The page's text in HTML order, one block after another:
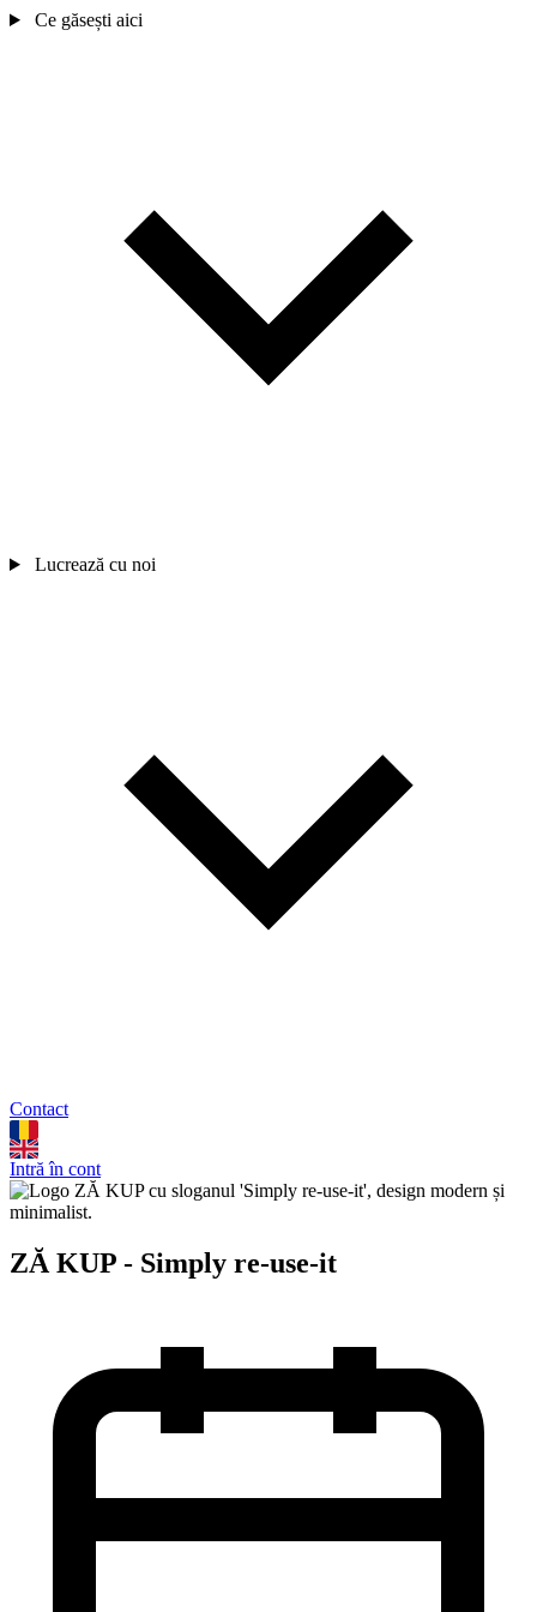
Ce găsești aici
Lucrează cu noi
Contact
Intră în cont
ZĂ KUP - Simply re-use-it